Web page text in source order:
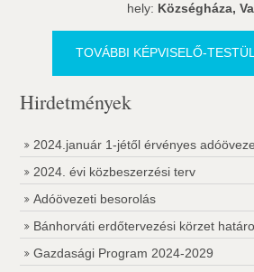
hely: Községháza,
TOVÁBBI KÉPVISELŐ-
Hirdetmények
2024.január 1-jétől érvényes
2024. évi közbeszerzési terv
Adóövezeti besorolás
Bánhorváti erdőtervezési körzet
Gazdasági Program 2024-2029